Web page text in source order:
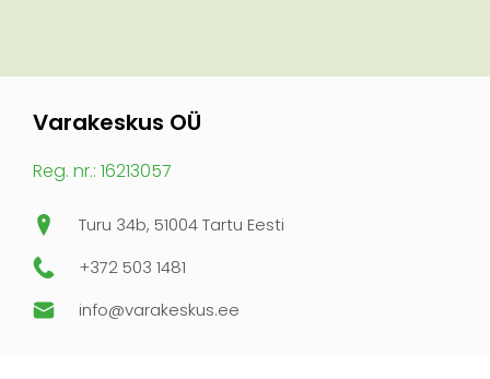
Varakeskus OÜ
Reg. nr.: 16213057
Turu 34b, 51004 Tartu Eesti
+372 503 1481
info@varakeskus.ee